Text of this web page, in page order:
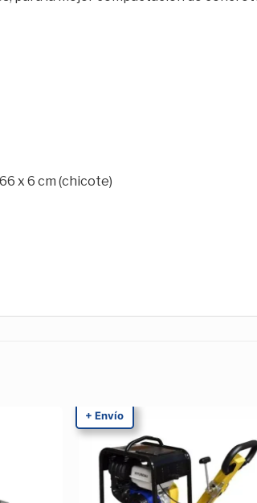
x 6 cm (chicote)
+ Envío
Añadir
a la
Lista de